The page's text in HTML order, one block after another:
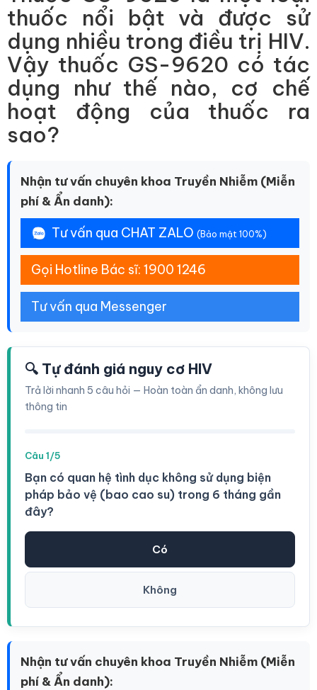
thuốc nổi bật và được sử
dụng nhiều trong điều trị HIV.
Vậy thuốc GS-9620 có tác
dụng như thế nào, cơ chế
hoạt động của thuốc ra
sao?
Nhận tư vấn chuyên khoa Truyền Nhiễm (Miễn
phí & Ẩn danh):
Tư vấn qua CHAT ZALO (Bảo mật 100%)
Gọi Hotline Bác sĩ: 1900 1246
Tư vấn qua Messenger
🔍 Tự đánh giá nguy cơ HIV
Trả lời nhanh 5 câu hỏi — Hoàn toàn ẩn danh, không lưu
thông tin
Câu 1/5
Bạn có quan hệ tình dục không sử dụng biện
pháp bảo vệ (bao cao su) trong 6 tháng gần
đây?
Có
Không
Nhận tư vấn chuyên khoa Truyền Nhiễm (Miễn
phí & Ẩn danh):